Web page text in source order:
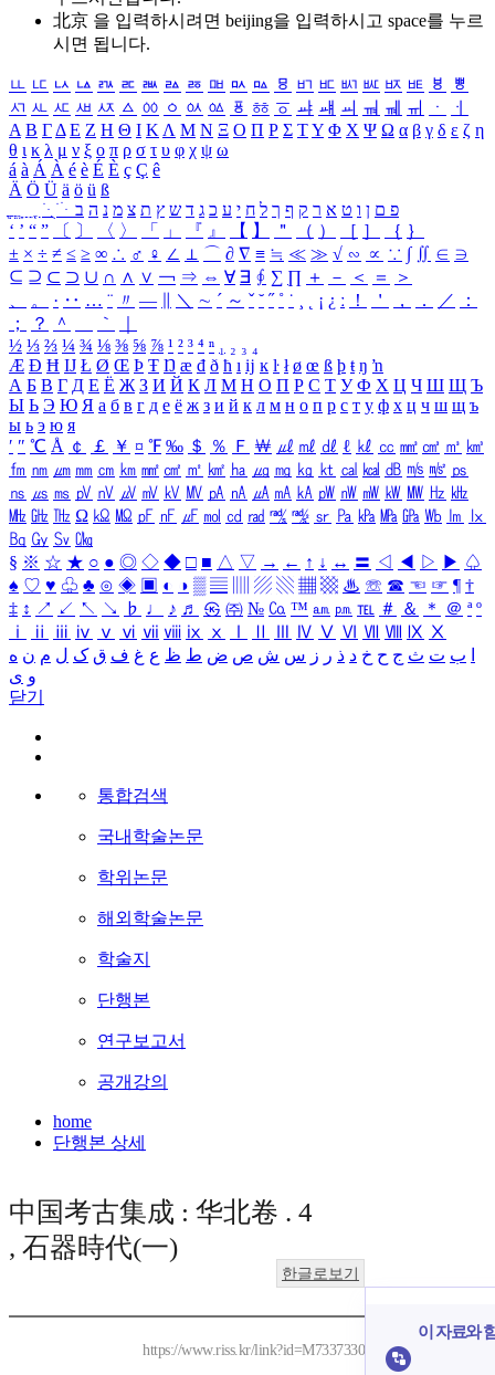
北京 을 입력하시려면 beijing을 입력하시고 space를 누르
시면 됩니다.
ㅥ ㅦ ㅧ ㅨ ㅩ ㅪ ㅫ ㅬ ㅭ ㅮ ㅯ ㅰ ㅱ ㅲ ㅳ ㅴ ㅵ ㅶ ㅷ ㅸ
ㅹ
ㅺ ㅻ ㅼ ㅽ ㅾ ㅿ ㆀ ㆁ ㆂ ㆃ ㆄ ㆅ ㆆ ㆇ ㆈ ㆉ ㆊ ㆋ ㆌ ㆍ
ㆎ
Α Β ΓΔ Ε Ζ Η Θ Ι ΚΛ Μ Ν Ξ Ο Π Ρ Σ ΤΥ Φ Χ Ψ Ω α β γ δ ε ζ η
θ ι κ λ μ ν ξ ο π ρ σ τ υ φ χ ψ ω
á à Á À é è É È ç Ç ê
Ä Ö Ü ä ö ü ß
ִֶֹ ֻּ ׁׂ פ ם ן ו ט א ר ק ף ך ל ח י ע כ ג ד ש ץ ת צ מ נ ה ב
‘ ’ “ ” 〔 〕 〈 〉 「 」 『 』 【 】 ＂ （ ） ［ ］ ｛ ｝
± × ÷ ≠ ≤ ≥ ∞ ∴ ♂ ♀ ∠ ⊥ ⌒ ∂ ∇ ≡ ≒ ≪ ≫ √ ∽ ∝ ∵ ∫ ∬ ∈ ∋
⊆ ⊇ ⊂ ⊃ ∪ ∩ ∧ ∨ ￢ ⇒ ⇔ ∀ ∃ ∮ ∑ ∏ ＋ － ＜ ＝
＞
、
。 · ‥ … ¨ 〃 ― ＼ ∼ ´ ～ ˇ ˘ ˝ ˚ ˙ ¸ ¡ ¿ ː ！ ＇ ， ． ／
：
；
？ ＾ ｀
½ ⅓ ⅔ ¼ ¾ ⅛ ⅜ ⅝ ⅞ ¹ ² ³ ⁴ ⁿ ₁ ₂ ₃ ₄
Æ Ð Ħ Ĳ Ł Ø Œ Þ Ŧ Ŋ æ đ ð ħ ı ĳ ĸ ŀ ł ø œ ß þ ŧ ŋ ŉ
А Б В Г Д Е Ё Ж З И Й К Л М Н О П Р С Т У Ф Х Ц Ч Ш Щ Ъ
Ы Ь Э Ю Я а б в г д е ё ж з и й к л м н о п р с т у ф х ц ч ш щ ъ
ы ь э ю я
′ ″ ℃ Å ￠ ￡ ￥ ¤ ℉ ‰ ＄ ％ Ｆ ￦ ㎕ ㎖ ㎗ ℓ ㎘ ㏄ ㎣ ㎤ ㎥ ㎦
㎙ ㎚ ㎛ ㎜ ㎝ ㎞ ㎟ ㎠ ㎡ ㎢ ㏊ ㎍ ㎎ ㎏ ㏏ ㎈ ㎉ ㏈ ㎧ ㎨ ㎰
㎱ ㎲ ㎳ ㎴ ㎵ ㎶ ㎷ ㎸ ㎹ ㎀ ㎁ ㎂ ㎃ ㎄ ㎺ ㎻ ㎽ ㎾ ㎿ ㎐ ㎑
㎒ ㎓ ㎔ Ω ㏀ ㏁ ㎊ ㎋ ㎌ ㏖ ㏅ ㎭ ㎮ ㎯ ㏛ ㎩ ㎪ ㎫ ㎬ ㏝ ㏐
㏓
㏃ ㏉ ㏜ ㏆
§ ※ ☆ ★ ○ ● ◎ ◇ ◆ □ ■ △ ▽ → ← ↑ ↓ ↔ 〓 ◁ ◀ ▷ ▶ ♤
♠ ♡ ♥ ♧ ♣ ⊙ ◈ ▣ ◐ ◑ ▒ ▤ ▨ ▧ ▦ ▩ ♨ ☏ ☎ ☜ ☞ ¶ †
‡ ↕ ↗ ↙ ↖ ↘ ♭ ♩ ♪ ♬ ㉿ ㈜ № ㏇ ™ ㏂ ㏘ ℡ ＃ ＆ ＊ ＠ ª º
ⅰ
ⅱ ⅲ ⅳ ⅴ ⅵ ⅶ ⅷ ⅸ ⅹ Ⅳ Ⅴ Ⅵ Ⅶ Ⅷ Ⅸ Ⅹ
ب ت ث ج ح خ د ذ ر ز س ش ص ض ط ظ ع غ ف ق ک ل م ن ه
و ی
닫기
통합검색
국내학술논문
학위논문
해외학술논문
학술지
단행본
연구보고서
공개강의
home
단행본 상세
中国考古集成 : 华北卷 . 4
, 石器時代(一)
한글로보기
https://www.riss.kr/link?id=M7337330
이 자료와